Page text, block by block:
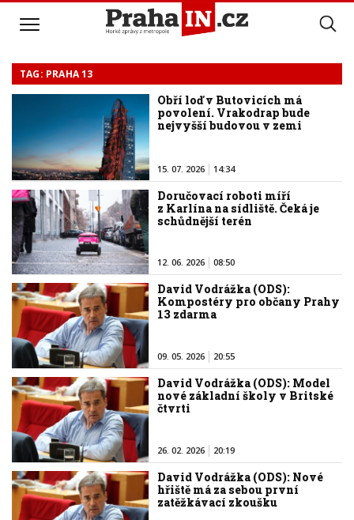
TAG: PRAHA 13
Obří loď v Butovicích má
povolení. Vrakodrap bude
nejvyšší budovou v zemi
15. 07. 2026 14:34
Doručovací roboti míří
z Karlína na sídliště. Čeká je
schůdnější terén
12. 06. 2026 08:50
David Vodrážka (ODS):
Kompostéry pro občany Prahy
13 zdarma
09. 05. 2026 20:55
David Vodrážka (ODS): Model
nové základní školy v Britské
čtvrti
26. 02. 2026 20:19
David Vodrážka (ODS): Nové
hřiště má za sebou první
zatěžkávací zkoušku